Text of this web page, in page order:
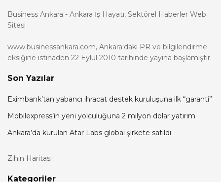
Business Ankara - Ankara İş Hayatı, Sektörel Haberler Web
Sitesi
www.businessankara.com, Ankara'daki PR ve bilgilendirme
eksiğine istinaden 22 Eylül 2010 tarihinde yayına başlamıştır.
Son Yazılar
Eximbank’tan yabancı ihracat destek kuruluşuna ilk “garanti”
Mobilexpress’in yeni yolculuğuna 2 milyon dolar yatırım
Ankara’da kurulan Atar Labs global şirkete satıldı
Zihin Haritası
Kategoriler